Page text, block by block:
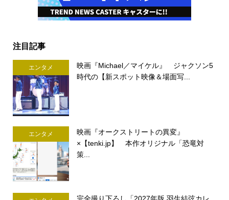
注目記事
エンタメ
映画『Michael／マイケル』 ジャクソン5
時代の【新スポット映像＆場面写...
エンタメ
映画『オークストリートの異変』
×【tenki.jp】 本作オリジナル「恐竜対
策...
完全撮り下ろし「2027年版 羽生結弦カレ